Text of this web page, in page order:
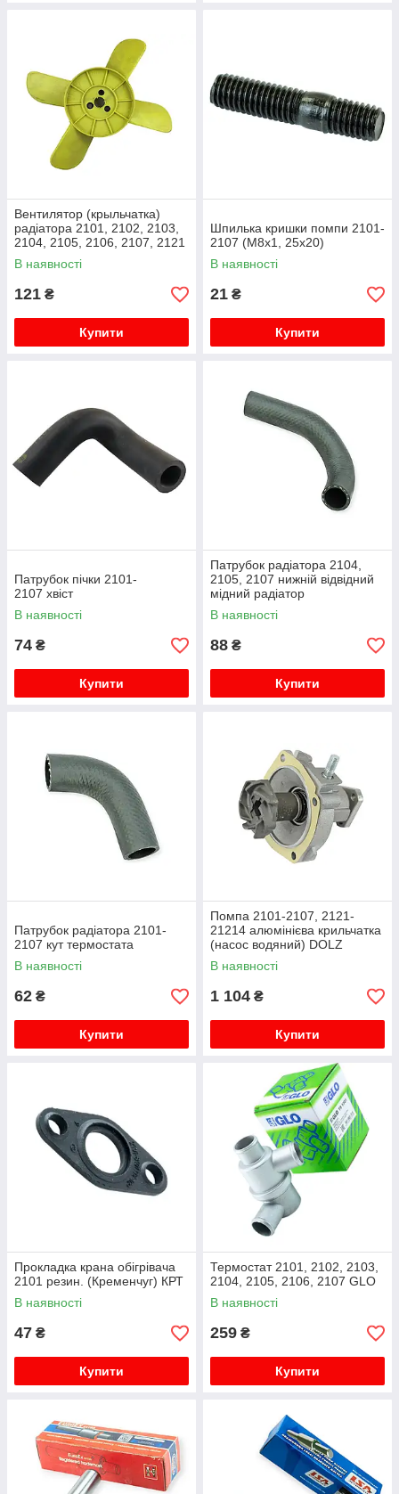
Вентилятор (крыльчатка)
радіатора 2101, 2102, 2103,
2104, 2105, 2106, 2107, 2121
(4 лопасті, жовті)
В наявності
121 ₴
Купити
Шпилька кришки помпи 2101-
2107 (М8х1, 25х20)
В наявності
21 ₴
Купити
Патрубок пічки 2101-
2107 хвіст
В наявності
74 ₴
Купити
Патрубок радіатора 2104,
2105, 2107 нижній відвідний
мідний радіатор
В наявності
88 ₴
Купити
Патрубок радіатора 2101-
2107 кут термостата
В наявності
62 ₴
Купити
Помпа 2101-2107, 2121-
21214 алюмінієва крильчатка
(насос водяний) DOLZ
В наявності
1 104 ₴
Купити
Прокладка крана обігрівача
2101 резин. (Кременчуг) КРТ
В наявності
47 ₴
Купити
Термостат 2101, 2102, 2103,
2104, 2105, 2106, 2107 GLO
В наявності
259 ₴
Купити